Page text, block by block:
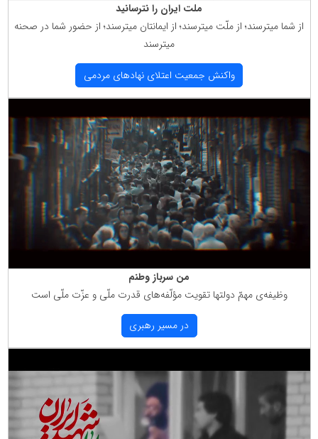
ملت ایران را نترسانید
از شما میترسند؛ از ملّت میترسند؛ از ایمانتان میترسند؛ از حضور شما در صحنه
میترسند
واكنش جمعیت اعتلای نهادهای مردمی
من سرباز وطنم
وظیفه‌ی مهمّ دولتها تقویت مؤلّفه‌های قدرت ملّی و عزّت ملّی است
در مسیر رهبری